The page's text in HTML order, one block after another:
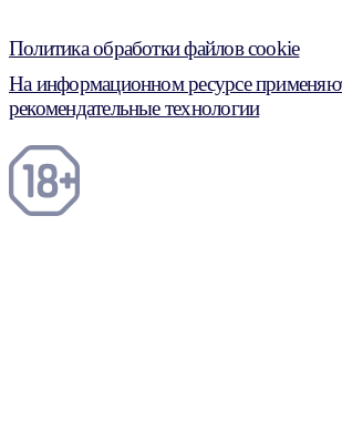
Политика обработки файлов cookie
На информационном ресурсе
рекомендательные технологии